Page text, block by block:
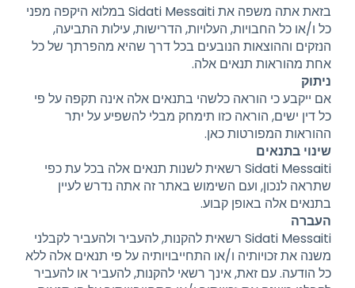
בזאת אתה משפה את Sidati Messaiti במלוא היקפה מפני
כל ו/או כל החבויות, העלויות, הדרישות, עילות התביעה,
הנזקים וההוצאות הנובעים בכל דרך שהיא מהפרתך של כל
אחת מהוראות תנאים אלה.
ניתוק
אם ייקבע כי הוראה כלשהי בתנאים אלה אינה תקפה על פי
כל דין ישים, הוראה כזו תימחק מבלי להשפיע על יתר
ההוראות המפורטות כאן.
שינוי בתנאים
Sidati Messaiti רשאית לשנות תנאים אלה בכל עת כפי
שתראה לנכון, ועם השימוש באתר זה אתה נדרש לעיין
בתנאים אלה באופן קבוע.
העברה
Sidati Messaiti רשאית להקנות, להעביר ולהעביר לקבלני
משנה את זכויותיה ו/או התחייבויותיה על פי תנאים אלה ללא
כל הודעה. עם זאת, אינך רשאי להקנות, להעביר או להעביר